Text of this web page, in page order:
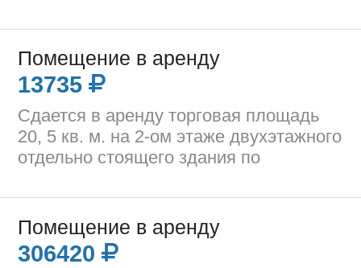
Помещение в аренду
13735
Сдается в аренду торговая площадь
20, 5 кв. м. на 2-ом этаже двухэтажного
отдельно стоящего здания по
Помещение в аренду
306420